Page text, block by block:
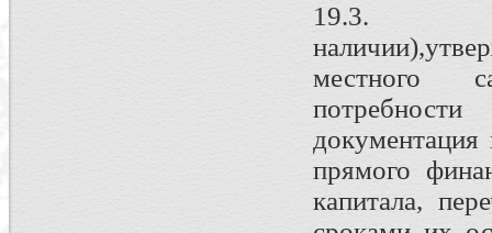
19.3.
местного
прямого
капитала,